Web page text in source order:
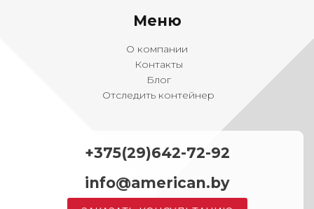
Меню
О компании
Контакты
Блог
Отследить контейнер
+375(29)642-72-92
info@american.by